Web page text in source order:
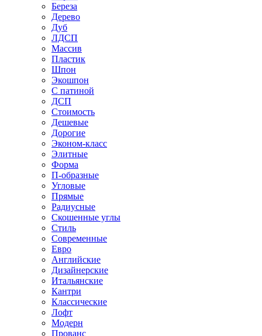
Береза
Дерево
Дуб
ЛДСП
Массив
Пластик
Шпон
Экошпон
С патиной
ДСП
Стоимость
Дешевые
Дорогие
Эконом-класс
Элитные
Форма
П-образные
Угловые
Прямые
Радиусные
Скошенные углы
Стиль
Современные
Евро
Английские
Дизайнерские
Итальянские
Кантри
Классические
Лофт
Модерн
Прованс